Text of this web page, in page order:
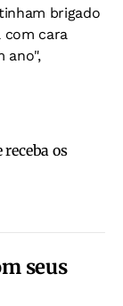
brigado
com cara
ano",
receba os
seus